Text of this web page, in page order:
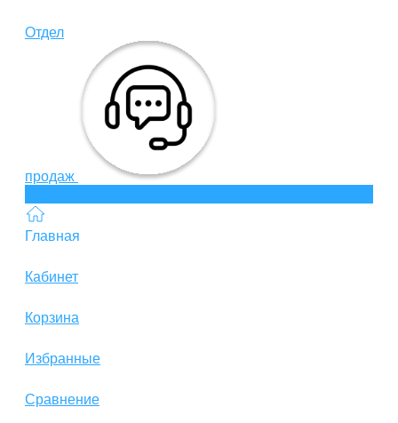
Отдел
продаж
Главная
Кабинет
Корзина
Избранные
Сравнение